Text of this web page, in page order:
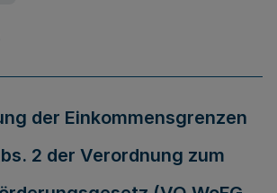
der Einkommensgrenzen
2 der Verordnung zum